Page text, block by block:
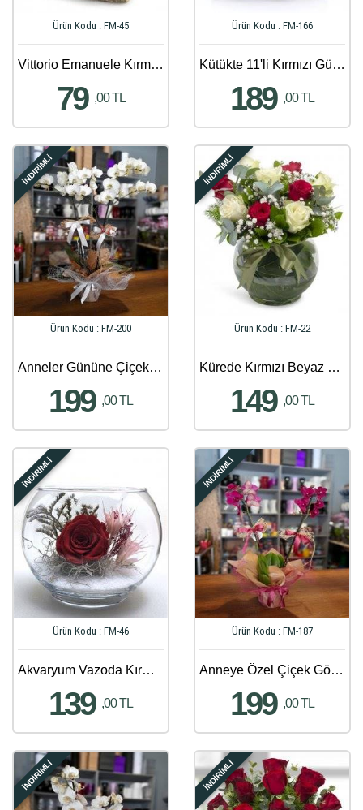
Ürün Kodu : FM-45
Vittorio Emanuele Kırmızı Gerbera Aranjmanı
79 ,00 TL
Ürün Kodu : FM-166
Kütükte 11'li Kırmızı Gül ve Biçme Aranjmanı
189 ,00 TL
İNDİRİMLİ
Ürün Kodu : FM-200
Anneler Gününe Çiçek Gönder - 66
199 ,00 TL
İNDİRİMLİ
Ürün Kodu : FM-22
Kürede Kırmızı Beyaz Gül Aranjmanı
149 ,00 TL
İNDİRİMLİ
Ürün Kodu : FM-46
Akvaryum Vazoda Kırmızı Solmayan Gül Aranjmanı
139 ,00 TL
İNDİRİMLİ
Ürün Kodu : FM-187
Anneye Özel Çiçek Gönder - 970
199 ,00 TL
İNDİRİMLİ İNDİRİMLİ